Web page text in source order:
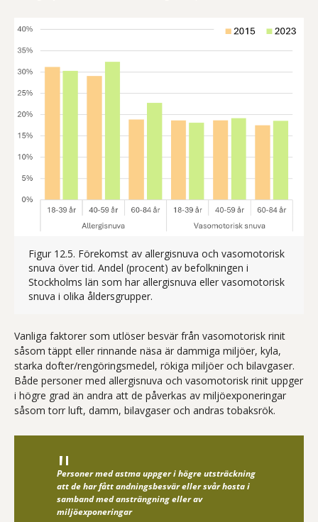
Figur 12.5. Förekomst av allergisnuva och vasomotorisk
snuva över tid. Andel (procent) av befolkningen i
Stockholms län som har allergisnuva eller vasomotorisk
snuva i olika åldersgrupper.
Vanliga faktorer som utlöser besvär från vasomotorisk rinit
såsom täppt eller rinnande näsa är dammiga miljöer, kyla,
starka dofter/rengöringsmedel, rökiga miljöer och bilavgaser.
Både personer med allergisnuva och vasomotorisk rinit uppger
i högre grad än andra att de påverkas av miljöexponeringar
såsom torr luft, damm, bilavgaser och andras tobaksrök.
Personer med astma uppger i högre utsträckning
att de har fått andningsbesvär eller svår hosta i
samband med ansträngning eller av
miljöexponeringar